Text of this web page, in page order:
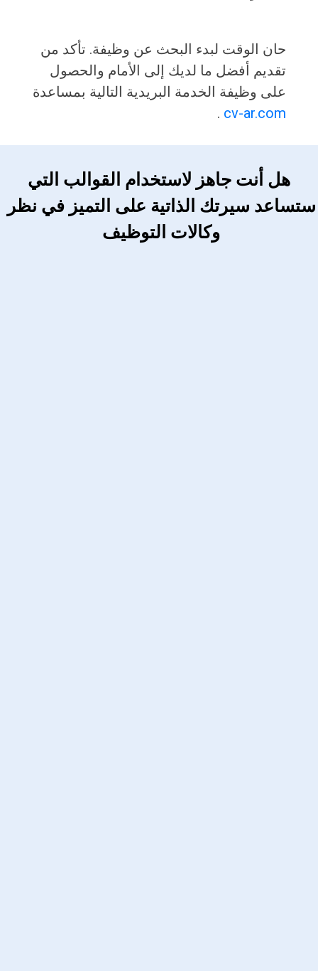
حان الوقت لبدء البحث عن وظيفة. تأكد من
تقديم أفضل ما لديك إلى الأمام والحصول
على وظيفة الخدمة البريدية التالية بمساعدة
cv-ar.com
.
هل أنت جاهز لاستخدام القوالب التي
ستساعد سيرتك الذاتية على التميز في نظر
وكالات التوظيف